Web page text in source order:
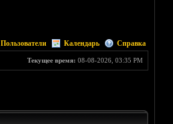
Пользователи Календарь Справка
Текущее время: 08-08-2026, 03:35 PM